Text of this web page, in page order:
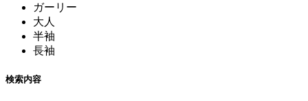
ガーリー
大人
半袖
長袖
検索内容